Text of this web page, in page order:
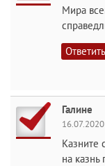
Мира
Ответить
Галине
Казните
на казнь